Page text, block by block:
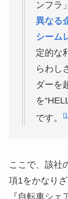
ンフラ
異なる
シーム
定的な
らわし
ダーを
を
です。
1
ここで、該社
項1をかなりざ
『自転車シェ